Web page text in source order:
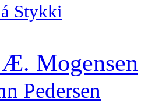
Stykki
Mogensen
Pedersen